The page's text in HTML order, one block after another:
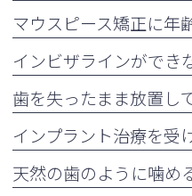
インビザラインができ
歯を失ったまま放置し